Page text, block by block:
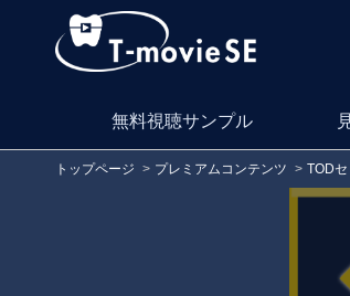
無料視聴サンプル
トップページ プレミアムコンテンツ TOD